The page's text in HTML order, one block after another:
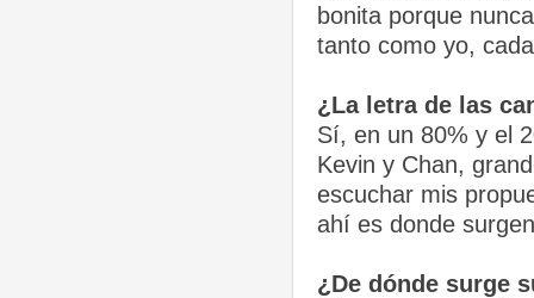
bonita porque
tanto como yo,
¿La letra de las
Sí, en un 80% y el
Kevin y Chan,
escuchar mis
ahí es donde
¿De dónde surge